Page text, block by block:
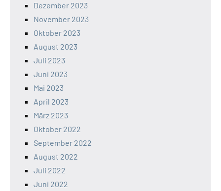
Dezember 2023
November 2023
Oktober 2023
August 2023
Juli 2023
Juni 2023
Mai 2023
April 2023
März 2023
Oktober 2022
September 2022
August 2022
Juli 2022
Juni 2022